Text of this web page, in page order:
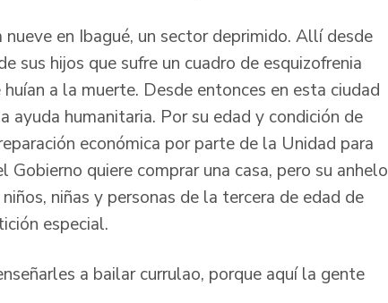
en Ibagué, un sector deprimido. Allí desde
sus hijos que sufre un cuadro de esquizofrenia
a la muerte. Desde entonces en esta ciudad
humanitaria. Por su edad y condición de
económica por parte de la Unidad para
quiere comprar una casa, pero su anhelo
niñas y personas de la tercera de edad de
especial.
a bailar currulao, porque aquí la gente